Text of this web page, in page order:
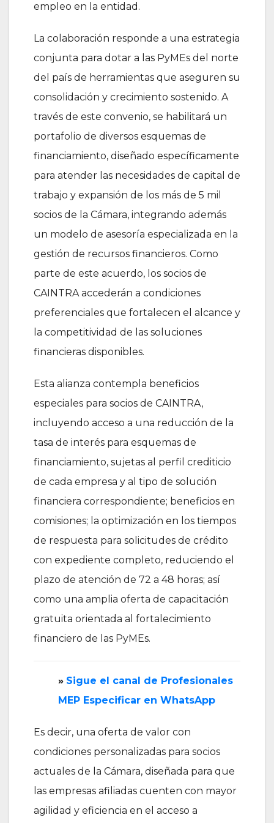
empleo en la entidad.
La colaboración responde a una estrategia
conjunta para dotar a las PyMEs del norte
del país de herramientas que aseguren su
consolidación y crecimiento sostenido. A
través de este convenio, se habilitará un
portafolio de diversos esquemas de
financiamiento, diseñado específicamente
para atender las necesidades de capital de
trabajo y expansión de los más de 5 mil
socios de la Cámara, integrando además
un modelo de asesoría especializada en la
gestión de recursos financieros. Como
parte de este acuerdo, los socios de
CAINTRA accederán a condiciones
preferenciales que fortalecen el alcance y
la competitividad de las soluciones
financieras disponibles.
Esta alianza contempla beneficios
especiales para socios de CAINTRA,
incluyendo acceso a una reducción de la
tasa de interés para esquemas de
financiamiento, sujetas al perfil crediticio
de cada empresa y al tipo de solución
financiera correspondiente; beneficios en
comisiones; la optimización en los tiempos
de respuesta para solicitudes de crédito
con expediente completo, reduciendo el
plazo de atención de 72 a 48 horas; así
como una amplia oferta de capacitación
gratuita orientada al fortalecimiento
financiero de las PyMEs.
» ‎Sigue el canal de Profesionales
MEP Especificar en WhatsApp
Es decir, una oferta de valor con
condiciones personalizadas para socios
actuales de la Cámara, diseñada para que
las empresas afiliadas cuenten con mayor
agilidad y eficiencia en el acceso a